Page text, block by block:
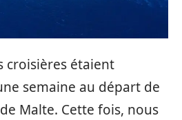
croisières étaient
semaine au départ de
Malte. Cette fois, nous